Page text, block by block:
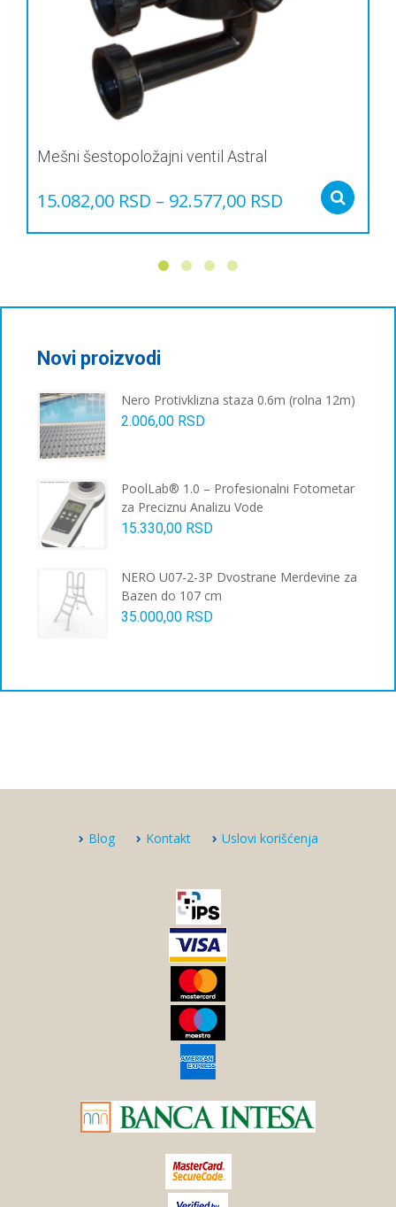
Mešni šestopoložajni ventil Astral
15.082,00 RSD – 92.577,00 RSD
бити
изабране
на
страници
производа.
Novi proizvodi
Nero Protivklizna staza 0.6m (rolna 12m)
2.006,00 RSD
PoolLab® 1.0 – Profesionalni Fotometar
za Preciznu Analizu Vode
15.330,00 RSD
NERO U07-2-3P Dvostrane Merdevine za
Bazen do 107 cm
35.000,00 RSD
Blog Kontakt Uslovi korišćenja